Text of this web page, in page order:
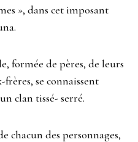
», dans cet imposant
formée de pères, de leurs
frères, se connaissent
clan tissé- serré.
chacun des personnages,